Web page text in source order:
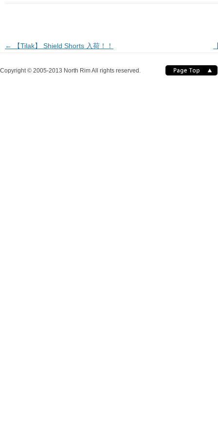
投稿ナビゲーション
← 【Tilak】 Shield Shorts 入荷！！
Copyright © 2005-2013 North Rim All rights reserved.